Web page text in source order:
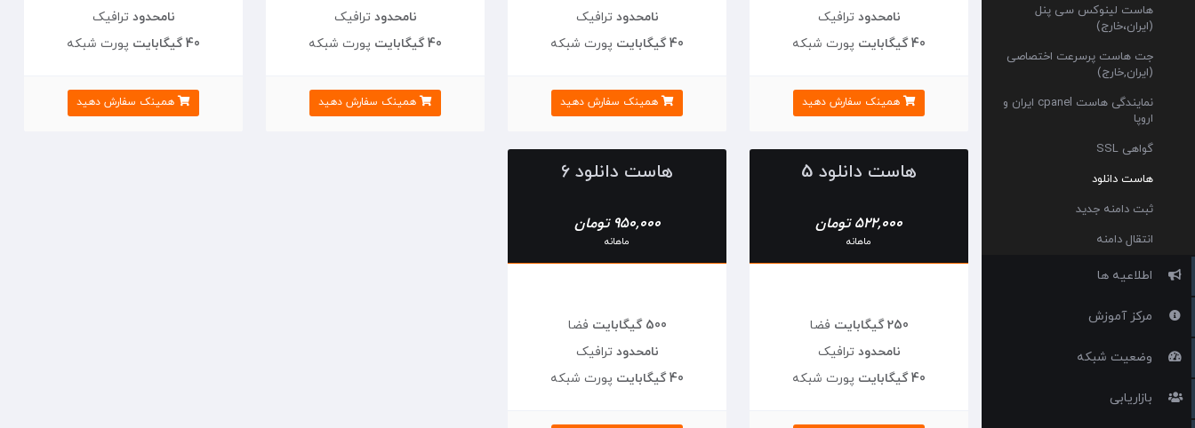
هاست لینوکس سی پنل
(ایران،خارج)
جت هاست پرسرعت اختصاصی
(ایران,خارج)
نمایندگی هاست cpanel ایران و
اروپا
گواهی SSL
هاست دانلود
ثبت دامنه جدید
انتقال دامنه
اطلاعیه ها
مرکز آموزش
وضعیت شبکه
بازاریابی
نامحدود ترافیک
40 گیگابایت
پورت شبکه
همینک سفارش دهید
نامحدود ترافیک
40 گیگابایت
پورت شبکه
همینک سفارش دهید
نامحدود ترافیک
40 گیگابایت
پورت شبکه
همینک سفارش دهید
نامحدود ترافیک
40 گیگابایت
پورت شبکه
همینک سفارش دهید
هاست دانلود 5
522,000 تومان
ماهانه
250 گیگابایت
فضا
نامحدود ترافیک
40 گیگابایت
پورت شبکه
هاست دانلود 6
950,000 تومان
ماهانه
500 گیگابایت
فضا
نامحدود ترافیک
40 گیگابایت
پورت شبکه